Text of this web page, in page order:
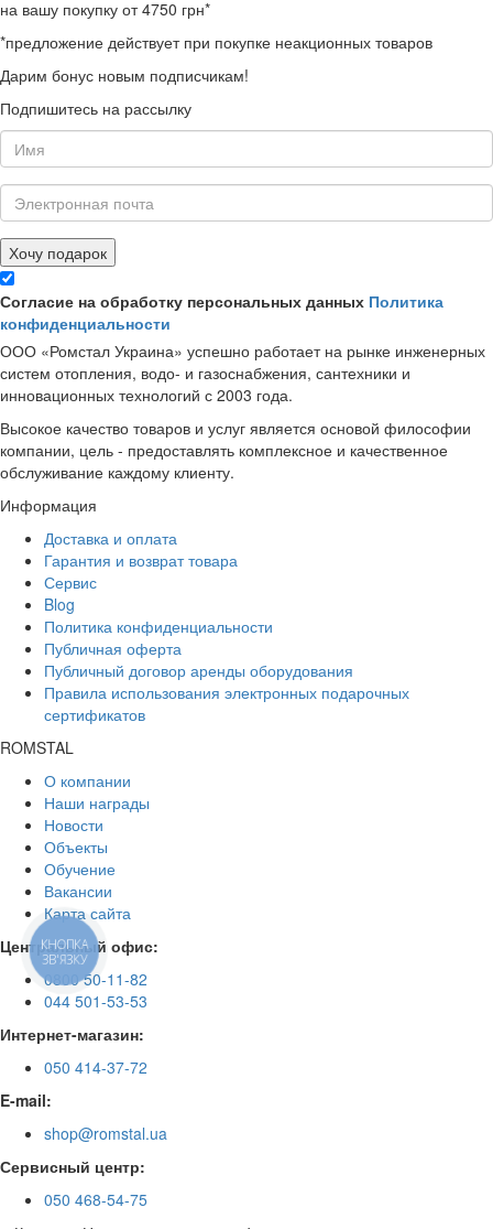
на вашу покупку от 4750 грн*
*предложение действует при покупке неакционных товаров
Дарим бонус новым подписчикам!
Подпишитесь на рассылку
Хочу подарок
Согласие на обработку персональных данных Политика
конфиденциальности
ООО «Ромстал Украина» успешно работает на рынке инженерных
систем отопления, водо- и газоснабжения, сантехники и
инновационных технологий с 2003 года.
Высокое качество товаров и услуг является основой философии
компании, цель - предоставлять комплексное и качественное
обслуживание каждому клиенту.
Информация
Доставка и оплата
Гарантия и возврат товара
Сервис
Blog
Политика конфиденциальности
Публичная оферта
Публичный договор аренды оборудования
Правила использования электронных подарочных
сертификатов
ROMSTAL
О компании
Наши награды
Новости
Объекты
Обучение
Вакансии
Карта сайта
Центральный офис:
0800 50-11-82
044 501-53-53
Интернет-магазин:
050 414-37-72
E-mail:
shop@romstal.ua
Сервисный центр:
050 468-54-75
КНОПКА
ЗВ'ЯЗКУ